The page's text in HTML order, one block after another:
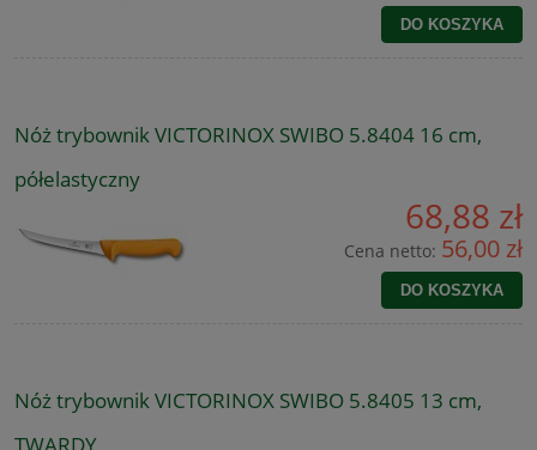
DO KOSZYKA
Nóż trybownik VICTORINOX SWIBO 5.8404 16 cm,
półelastyczny
68,88 zł
Cena netto: 56,00 zł
DO KOSZYKA
Nóż trybownik VICTORINOX SWIBO 5.8405 13 cm,